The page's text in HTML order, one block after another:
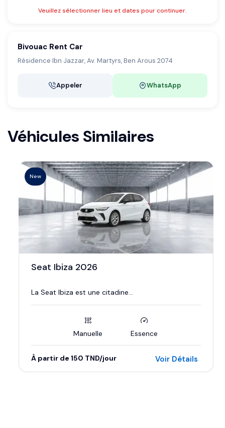
Veuillez sélectionner lieu et dates pour continuer.
Bivouac Rent Car
Résidence Ibn Jazzar, Av. Martyrs, Ben Arous 2074
Appeler WhatsApp
Véhicules Similaires
New
Seat Ibiza 2026
La Seat Ibiza est une citadine...
Manuelle Essence
À partir de 150 TND/jour Voir Détails